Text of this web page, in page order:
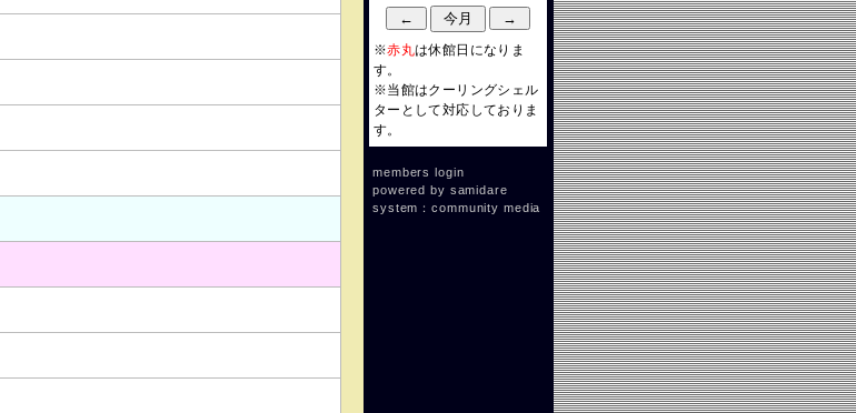
※赤丸は休館日になりま
す。
※当館はクーリングシェル
ターとして対応しておりま
す。
members login
powered by samidare
system：community media